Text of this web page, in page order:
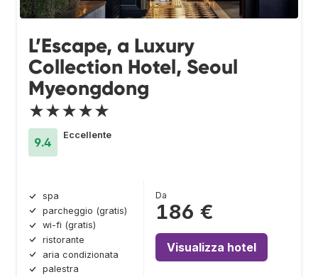
L’Escape, a Luxury
Collection Hotel, Seoul
Myeongdong
★★★★★
9.4
Eccellente
spa
parcheggio (gratis)
wi-fi (gratis)
ristorante
aria condizionata
palestra
Da
186 €
Visualizza hotel